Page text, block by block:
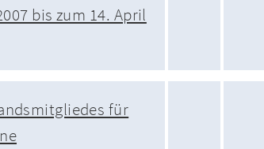
bis zum 14. April
für